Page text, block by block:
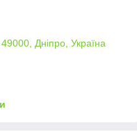
Дніпро, Україна